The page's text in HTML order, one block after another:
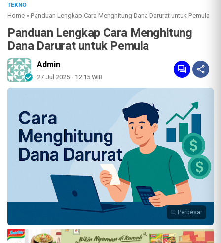
TEKNO
Home »Panduan Lengkap Cara Menghitung Dana Darurat untuk Pemula
Panduan Lengkap Cara Menghitung
Dana Darurat untuk Pemula
Admin
27 Jul 2025 - 12:15 WIB
Perbesar